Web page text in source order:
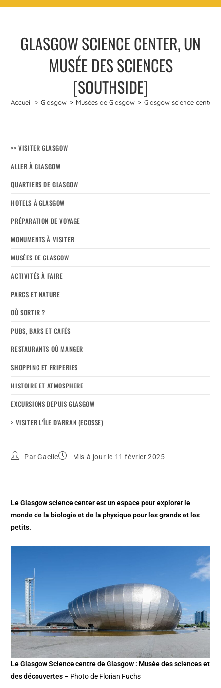
GLASGOW SCIENCE CENTER, UN
MUSÉE DES SCIENCES
[SOUTHSIDE]
Accueil > Glasgow > Musées de Glasgow > Glasgow science center,
>> VISITER GLASGOW
ALLER À GLASGOW
QUARTIERS DE GLASGOW
HOTELS À GLASGOW
PRÉPARATION DE VOYAGE
MONUMENTS À VISITER
MUSÉES DE GLASGOW
ACTIVITÉS À FAIRE
PARCS ET NATURE
OÙ SORTIR ?
PUBS, BARS ET CAFÉS
RESTAURANTS OÙ MANGER
SHOPPING ET FRIPERIES
HISTOIRE ET ATMOSPHERE
EXCURSIONS DEPUIS GLASGOW
> VISITER L’ÎLE D’ARRAN (ECOSSE)
ParGaelle Mis à jour le 11 février 2025
Le Glasgow science center est un espace pour explorer le
monde de la biologie et de la physique pour les grands et les
petits.
Le Glasgow Science centre de Glasgow : Musée des sciences et
des découvertes – Photo de Florian Fuchs